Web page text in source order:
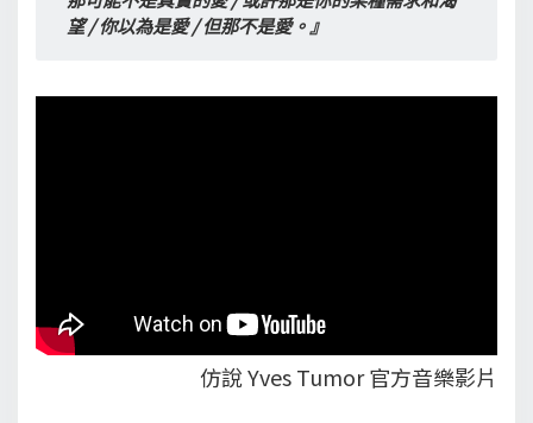
望 / 你以為是愛 / 但那不是愛。』
仿說 Yves Tumor 官方音樂影片